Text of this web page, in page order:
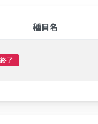
種目名
終了